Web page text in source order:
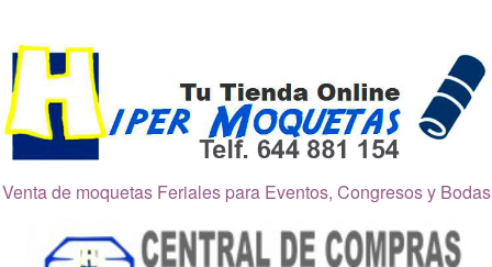
Venta de moquetas Feriales para Eventos, Congresos y Bodas